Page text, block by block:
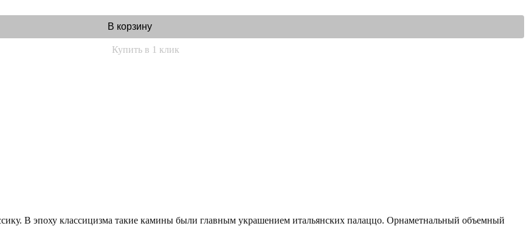
В корзину
Купить в 1 клик
В эпоху классицизма такие камины были главным украшением итальянских палаццо. Орнаметнальный объемный